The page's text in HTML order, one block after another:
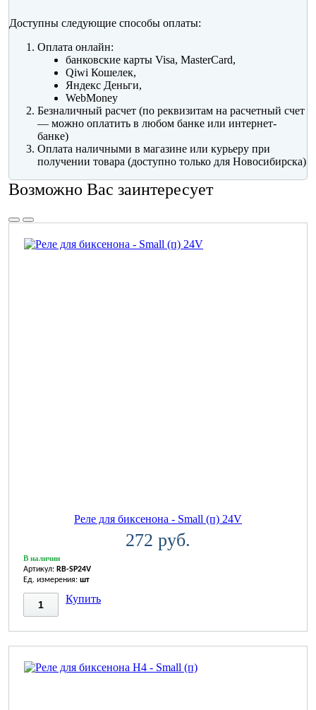
Доступны следующие способы оплаты:
Оплата онлайн:
банковские карты Visa, MasterCard,
Qiwi Кошелек,
Яндекс Деньги,
WebMoney
Безналичный расчет (по реквизитам на расчетный счет
— можно оплатить в любом банке или интернет-
банке)
Оплата наличными в магазине или курьеру при
получении товара (доступно только для Новосибирска)
Возможно Вас заинтересует
Реле для биксенона - Small (п) 24V
272 руб.
В наличии
Артикул: RB-SP24V
Ед. измерения: шт
Купить